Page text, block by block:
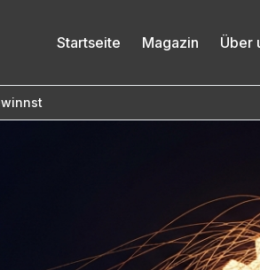
Startseite
Magazin Über